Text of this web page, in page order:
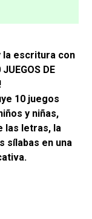
la escritura con
DE
10 juegos
y niñas,
las letras, la
sílabas en una